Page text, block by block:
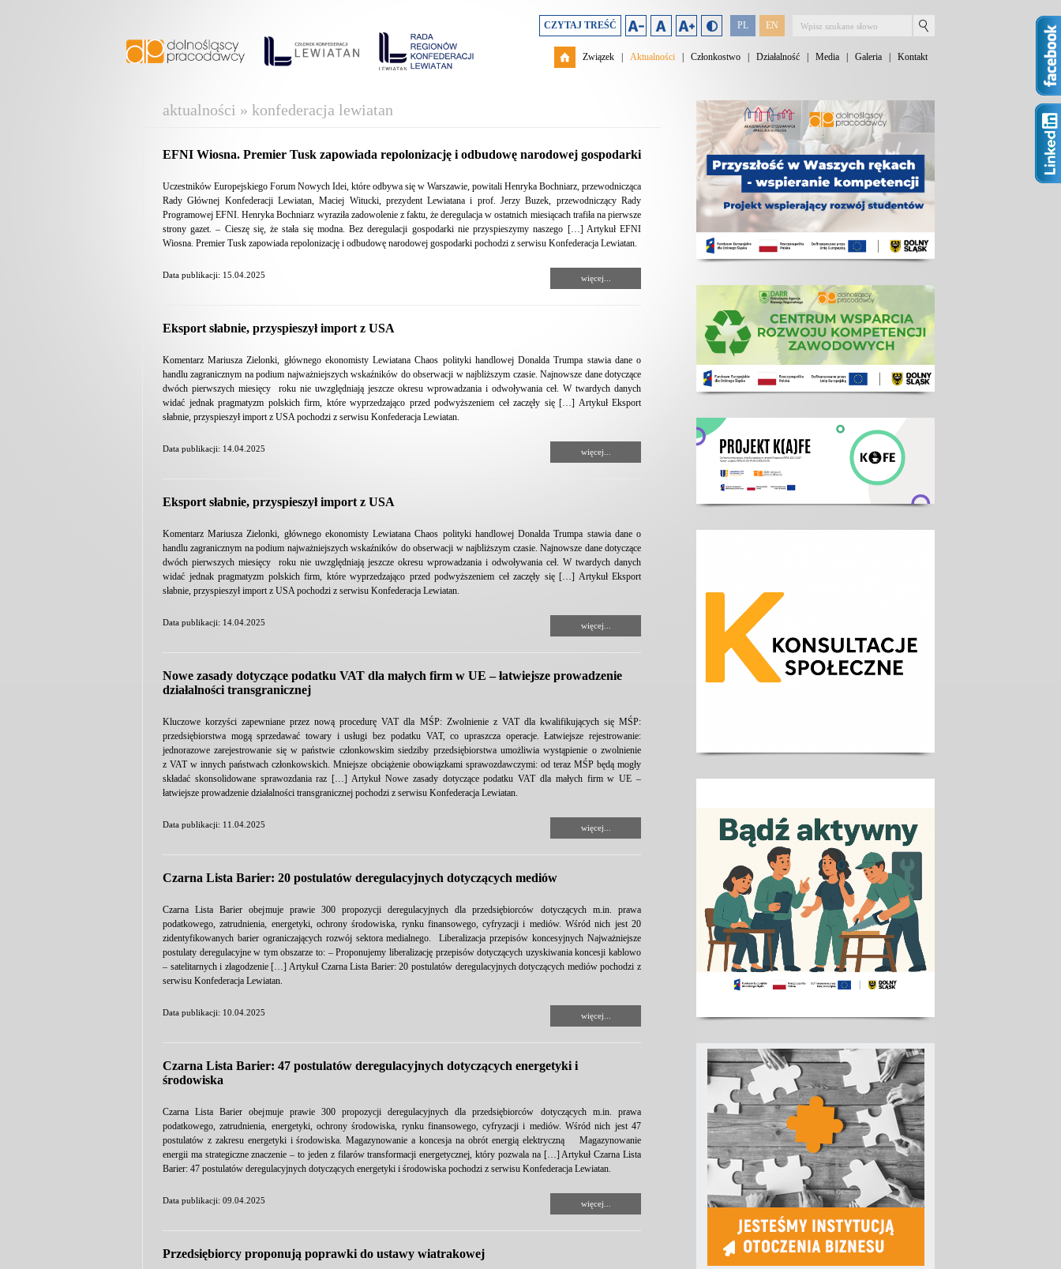
PL EN
CZYTAJ TREŚĆ
Związek Aktualności Członkostwo Działalność Media Galeria Kontakt
aktualności » konfederacja lewiatan
EFNI Wiosna. Premier Tusk zapowiada repolonizację i odbudowę narodowej gospodarki
Uczestników Europejskiego Forum Nowych Idei, które odbywa się w Warszawie, powitali Henryka Bochniarz, przewodnicząca
Rady Głównej Konfederacji Lewiatan, Maciej Witucki, prezydent Lewiatana i prof. Jerzy Buzek, przewodniczący Rady
Programowej EFNI. Henryka Bochniarz wyraziła zadowolenie z faktu, że deregulacja w ostatnich miesiącach trafiła na pierwsze
strony gazet. – Cieszę się, że stała się modna. Bez deregulacji gospodarki nie przyspieszymy naszego […] Artykuł EFNI
Wiosna. Premier Tusk zapowiada repolonizację i odbudowę narodowej gospodarki pochodzi z serwisu Konfederacja Lewiatan.
Data publikacji: 15.04.2025 więcej...
Eksport słabnie, przyspieszył import z USA
Komentarz Mariusza Zielonki, głównego ekonomisty Lewiatana Chaos polityki handlowej Donalda Trumpa stawia dane o
handlu zagranicznym na podium najważniejszych wskaźników do obserwacji w najbliższym czasie. Najnowsze dane dotyczące
dwóch pierwszych miesięcy roku nie uwzględniają jeszcze okresu wprowadzania i odwoływania ceł. W twardych danych
widać jednak pragmatyzm polskich firm, które wyprzedzająco przed podwyższeniem ceł zaczęły się […] Artykuł Eksport
słabnie, przyspieszył import z USA pochodzi z serwisu Konfederacja Lewiatan.
Data publikacji: 14.04.2025 więcej...
Eksport słabnie, przyspieszył import z USA
Komentarz Mariusza Zielonki, głównego ekonomisty Lewiatana Chaos polityki handlowej Donalda Trumpa stawia dane o
handlu zagranicznym na podium najważniejszych wskaźników do obserwacji w najbliższym czasie. Najnowsze dane dotyczące
dwóch pierwszych miesięcy roku nie uwzględniają jeszcze okresu wprowadzania i odwoływania ceł. W twardych danych
widać jednak pragmatyzm polskich firm, które wyprzedzająco przed podwyższeniem ceł zaczęły się […] Artykuł Eksport
słabnie, przyspieszył import z USA pochodzi z serwisu Konfederacja Lewiatan.
Data publikacji: 14.04.2025 więcej...
Nowe zasady dotyczące podatku VAT dla małych firm w UE – łatwiejsze prowadzenie
działalności transgranicznej
Kluczowe korzyści zapewniane przez nową procedurę VAT dla MŚP: Zwolnienie z VAT dla kwalifikujących się MŚP:
przedsiębiorstwa mogą sprzedawać towary i usługi bez podatku VAT, co upraszcza operacje. Łatwiejsze rejestrowanie:
jednorazowe zarejestrowanie się w państwie członkowskim siedziby przedsiębiorstwa umożliwia wystąpienie o zwolnienie
z VAT w innych państwach członkowskich. Mniejsze obciążenie obowiązkami sprawozdawczymi: od teraz MŚP będą mogły
składać skonsolidowane sprawozdania raz […] Artykuł Nowe zasady dotyczące podatku VAT dla małych firm w UE –
łatwiejsze prowadzenie działalności transgranicznej pochodzi z serwisu Konfederacja Lewiatan.
Data publikacji: 11.04.2025 więcej...
Czarna Lista Barier: 20 postulatów deregulacyjnych dotyczących mediów
Czarna Lista Barier obejmuje prawie 300 propozycji deregulacyjnych dla przedsiębiorców dotyczących m.in. prawa
podatkowego, zatrudnienia, energetyki, ochrony środowiska, rynku finansowego, cyfryzacji i mediów. Wśród nich jest 20
zidentyfikowanych barier ograniczających rozwój sektora medialnego. Liberalizacja przepisów koncesyjnych Najważniejsze
postulaty deregulacyjne w tym obszarze to: – Proponujemy liberalizację przepisów dotyczących uzyskiwania koncesji kablowo
– satelitarnych i złagodzenie […] Artykuł Czarna Lista Barier: 20 postulatów deregulacyjnych dotyczących mediów pochodzi z
serwisu Konfederacja Lewiatan.
Data publikacji: 10.04.2025 więcej...
Czarna Lista Barier: 47 postulatów deregulacyjnych dotyczących energetyki i
środowiska
Czarna Lista Barier obejmuje prawie 300 propozycji deregulacyjnych dla przedsiębiorców dotyczących m.in. prawa
podatkowego, zatrudnienia, energetyki, ochrony środowiska, rynku finansowego, cyfryzacji i mediów. Wśród nich jest 47
postulatów z zakresu energetyki i środowiska. Magazynowanie a koncesja na obrót energią elektryczną Magazynowanie
energii ma strategiczne znaczenie – to jeden z filarów transformacji energetycznej, który pozwala na […] Artykuł Czarna Lista
Barier: 47 postulatów deregulacyjnych dotyczących energetyki i środowiska pochodzi z serwisu Konfederacja Lewiatan.
Data publikacji: 09.04.2025 więcej...
Przedsiębiorcy proponują poprawki do ustawy wiatrakowej